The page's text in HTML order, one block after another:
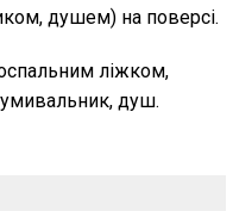
душем) на поверсі.
ліжком,
умивальник, душ.